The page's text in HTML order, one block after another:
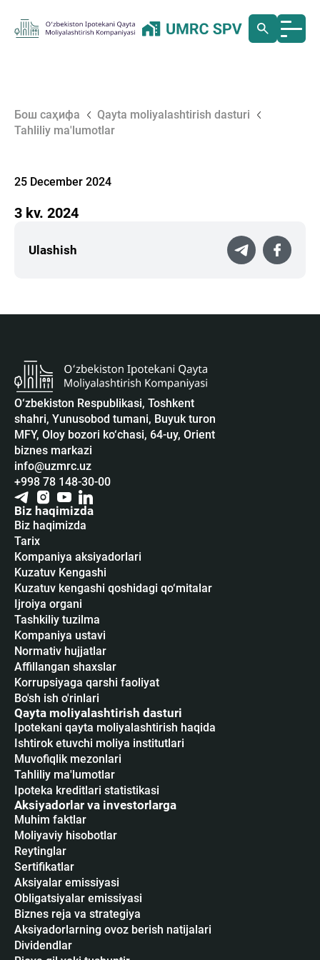
Бош саҳифа
Qayta moliyalashtirish dasturi
Tahliliy ma'lumotlar
25 December 2024
3 kv. 2024
Ulashish
O‘zbekiston Respublikasi, Toshkent
shahri, Yunusobod tumani, Buyuk turon
MFY, Oloy bozori ko‘chasi, 64-uy, Orient
biznes markazi
info@uzmrc.uz
+998 78 148-30-00
Biz haqimizda
Biz haqimizda
Tarix
Kompaniya aksiyadorlari
Kuzatuv Kengashi
Kuzatuv kengashi qoshidagi qo‘mitalar
Ijroiya organi
Tashkiliy tuzilma
Kompaniya ustavi
Normativ hujjatlar
Affillangan shaxslar
Korrupsiyaga qarshi faoliyat
Bo'sh ish o'rinlari
Qayta moliyalashtirish dasturi
Ipotekani qayta moliyalashtirish haqida
Ishtirok etuvchi moliya institutlari
Muvofiqlik mezonlari
Tahliliy ma'lumotlar
Ipoteka kreditlari statistikasi
Aksiyadorlar va investorlarga
Muhim faktlar
Moliyaviy hisobotlar
Reytinglar
Sertifikatlar
Аksiyalar emissiyasi
Obligatsiyalar emissiyasi
Biznes reja va strategiya
Aksiyadorlarning ovoz berish natijalari
Dividendlar